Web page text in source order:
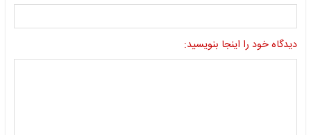
دیدگاه خود را اینجا بنویسید: